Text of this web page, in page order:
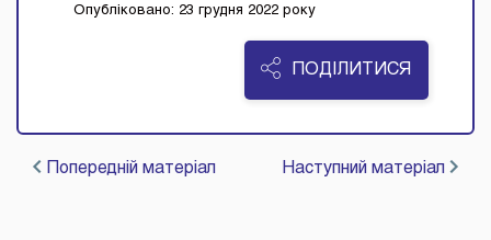
Опубліковано: 23 грудня 2022 року
ПОДІЛИТИСЯ
Попередній матеріал Наступний матеріал